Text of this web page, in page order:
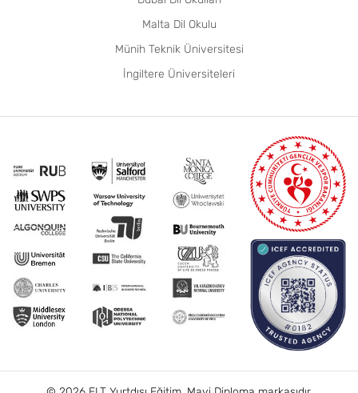
Malta Dil Okulu
Münih Teknik Üniversitesi
İngiltere Üniversiteleri